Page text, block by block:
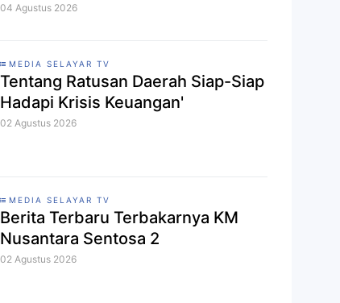
04 Agustus 2026
MEDIA SELAYAR TV
Tentang Ratusan Daerah Siap-Siap
Hadapi Krisis Keuangan'
02 Agustus 2026
MEDIA SELAYAR TV
Berita Terbaru Terbakarnya KM
Nusantara Sentosa 2
02 Agustus 2026